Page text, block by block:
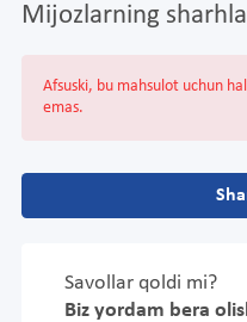
Mijozlarning
Afsuski, bu mahsulot uchun
emas.
Savollar qoldi mi?
Biz yordam bera